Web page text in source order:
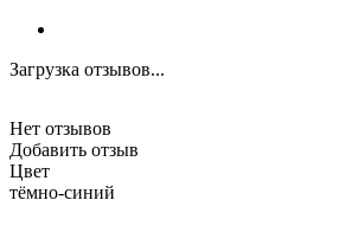
Загрузка отзывов...
Нет отзывов
Добавить отзыв
Цвет
тёмно-синий